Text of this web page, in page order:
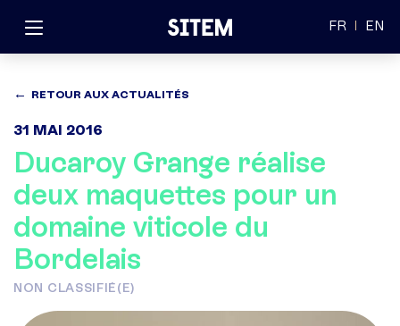
FR EN
RETOUR AUX ACTUALITÉS
31 MAI 2016
Ducaroy Grange réalise
deux maquettes pour un
domaine viticole du
Bordelais
NON CLASSIFIÉ(E)